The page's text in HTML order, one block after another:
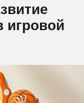
игровой